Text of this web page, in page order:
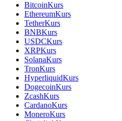
BitcoinKurs
EthereumKurs
TetherKurs
BNBKurs
USDCKurs
XRPKurs
SolanaKurs
TronKurs
HyperliquidKurs
DogecoinKurs
ZcashKurs
CardanoKurs
MoneroKurs